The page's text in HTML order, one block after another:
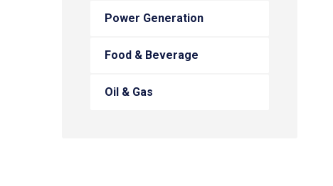
Power Generation
Food & Beverage
Oil & Gas